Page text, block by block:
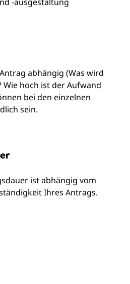
abhängig (Was wird
hoch ist der Aufwand
bei den einzelnen
sein.
ist abhängig vom
Ihres Antrags.